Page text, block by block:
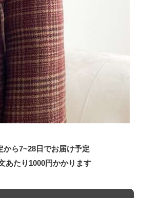
から7~28日でお届け予定
あたり 1000円かかります